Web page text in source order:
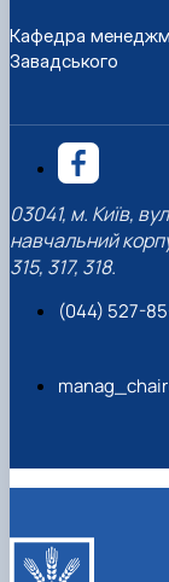
Кафедра
Завадського
03041, м. Київ,
навчальний
315, 317, 318.
(044) 527-